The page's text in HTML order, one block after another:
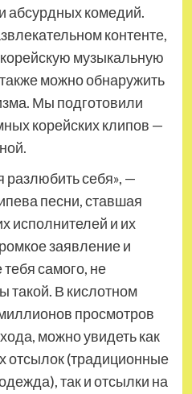
абсурдных комедий.
контенте,
корейскую музыкальную
можно обнаружить
Мы подготовили
корейских клипов —
разлюбить себя», —
песни, ставшая
исполнителей и их
заявление и
самого, не
такой. В кислотном
просмотров
можно увидеть как
отсылок (традиционные
так и отсылки на